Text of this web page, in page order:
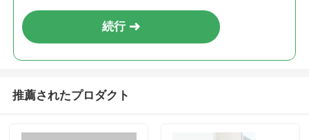
続行
推薦されたプロダクト